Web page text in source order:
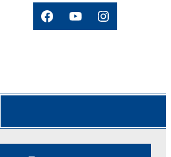
Facebook
YouTubeInstagram